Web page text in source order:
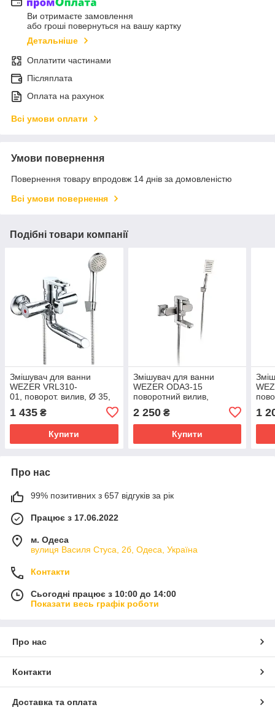
Ви отримаєте замовлення
або гроші повернуться на вашу картку
Детальніше
Оплатити частинами
Післяплата
Оплата на рахунок
Всі умови оплати
Умови повернення
Повернення товару впродовж 14 днів за домовленістю
Всі умови повернення
Подібні товари компанії
Змішувач для ванни
WEZER VRL310-
01, поворот. вилив, Ø 35,
1 435 ₴
Купити
Змішувач для ванни
WEZER ODA3-15
поворотний вилив,
сатин
2 250₴
Купити
1
Про нас
99% позитивних з 657 відгуків за рік
Працює з 17.06.2022
м. Одеса
вулиця Василя Стуса, 2б, Одеса, Україна
Контакти
Сьогодні працює з 10:00 до 14:00
Показати весь графік роботи
Про нас
Контакти
Доставка та оплата